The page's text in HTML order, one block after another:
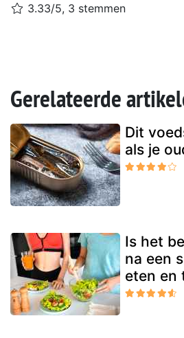
3.33/5, 3 stemmen
Gerelateerde
Dit
als je
Is het
na een
eten en